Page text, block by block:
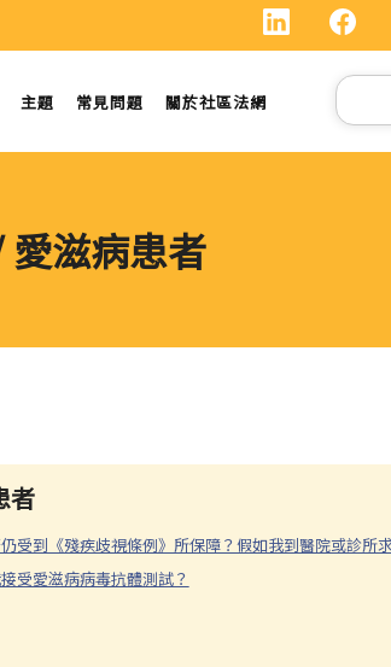
主題 常見問題 關於社區法網
Search
滋病患者
者
受到《殘疾歧視條例》所保障？假如我到醫院或診所
受愛滋病病毒抗體測試？